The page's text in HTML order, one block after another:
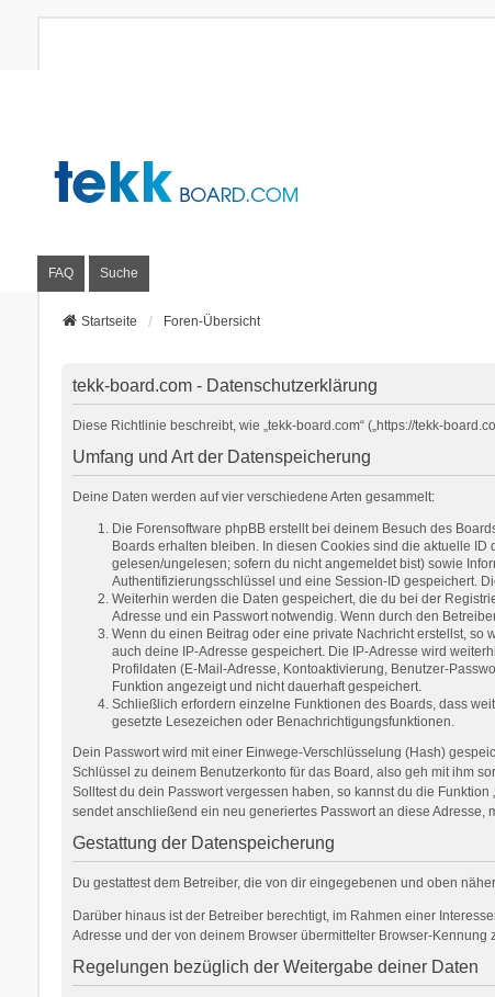
FAQ Suche
Startseite Foren-Übersicht
tekk-board.com - Datenschutzerklärung
Diese Richtlinie beschreibt, wie „tekk-board.com“ („https://tekk-
Umfang und Art der Datenspeicherung
Deine Daten werden auf vier verschiedene Arten gesammelt:
Die Forensoftware phpBB erstellt bei deinem Besuch des
Boards erhalten bleiben. In diesen Cookies sind die aktuelle
gelesen/ungelesen; sofern du nicht angemeldet bist) sowie
Authentifizierungsschlüssel und eine Session-ID gespeichert.
Weiterhin werden die Daten gespeichert, die du bei der
Adresse und ein Passwort notwendig. Wenn durch den
Wenn du einen Beitrag oder eine private Nachricht erstellst,
auch deine IP-Adresse gespeichert. Die IP-Adresse wird
Profildaten (E-Mail-Adresse, Kontoaktivierung, Benutzer-
Funktion angezeigt und nicht dauerhaft gespeichert.
Schließlich erfordern einzelne Funktionen des Boards, dass
gesetzte Lesezeichen oder Benachrichtigungsfunktionen.
Dein Passwort wird mit einer Einwege-Verschlüsselung (Hash)
Schlüssel zu deinem Benutzerkonto für das Board, also geh mit ihm
Solltest du dein Passwort vergessen haben, so kannst du die
sendet anschließend ein neu generiertes Passwort an diese Adresse,
Gestattung der Datenspeicherung
Du gestattest dem Betreiber, die von dir eingegebenen und oben
Darüber hinaus ist der Betreiber berechtigt, im Rahmen einer
Adresse und der von deinem Browser übermittelter Browser-
Regelungen bezüglich der Weitergabe deiner Daten